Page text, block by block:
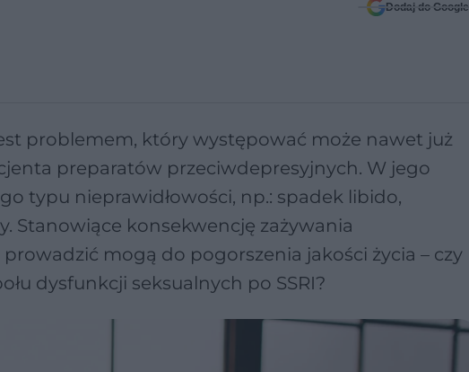
Dodaj do Google
problemem, który występować może nawet już
preparatów przeciwdepresyjnych. W jego
typu nieprawidłowości, np.: spadek libido,
Stanowiące konsekwencję zażywania
mogą do pogorszenia jakości życia – czy
dysfunkcji seksualnych po SSRI?